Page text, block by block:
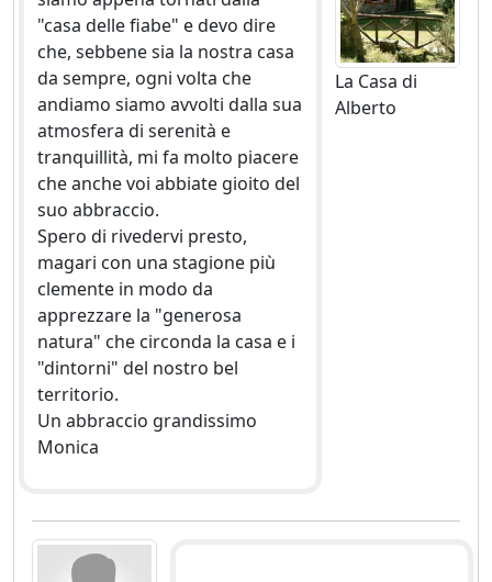
"casa delle fiabe" e devo dire
che, sebbene sia la nostra casa
da sempre, ogni volta che
andiamo siamo avvolti dalla sua
atmosfera di serenità e
tranquillità, mi fa molto piacere
che anche voi abbiate gioito del
suo abbraccio.
Spero di rivedervi presto,
magari con una stagione più
clemente in modo da
apprezzare la "generosa
natura" che circonda la casa e i
"dintorni" del nostro bel
territorio.
Un abbraccio grandissimo
Monica
La Casa di
Alberto